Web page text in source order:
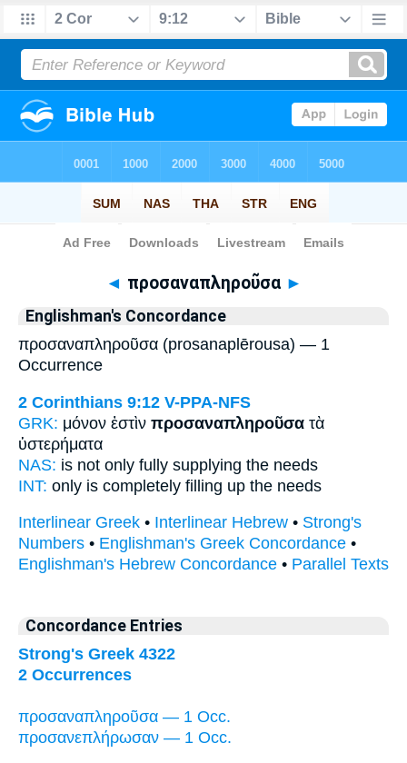
Bible>Strong's > Greek
◄ προσαναπληροῦσα ►
Englishman's Concordance
προσαναπληροῦσα (prosanaplērousa) — 1
Occurrence
2 Corinthians 9:12 V-PPA-NFS
GRK: μόνον ἐστὶν προσαναπληροῦσα τὰ
ὑστερήματα
NAS: is not only fully supplying the needs
INT: only is completely filling up the needs
Interlinear Greek • Interlinear Hebrew • Strong's
Numbers • Englishman's Greek Concordance •
Englishman's Hebrew Concordance • Parallel Texts
Concordance Entries
Strong's Greek 4322
2 Occurrences
προσαναπληροῦσα — 1 Occ.
προσανεπλήρωσαν — 1 Occ.